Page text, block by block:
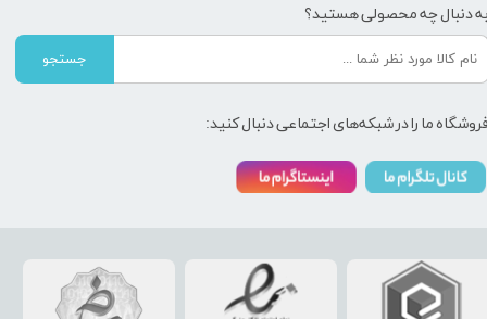
دنبال چه محصولی هستید؟
جستجو
ما را در شبکه‌های اجتماعی دنبال کنید: